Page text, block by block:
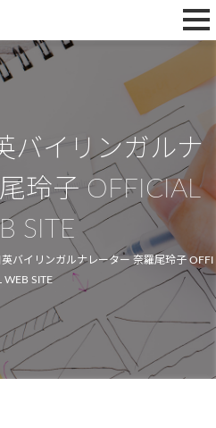
バイリンガルナ
玲子 OFFICIAL
SITE
バイリンガルナレーター 奈羅尾玲子 OFFI
WEB SITE